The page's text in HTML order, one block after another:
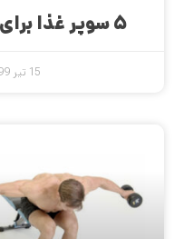
۵ سوپر غذا برای بهبود عملکرد تمرینی
15 تیر 99